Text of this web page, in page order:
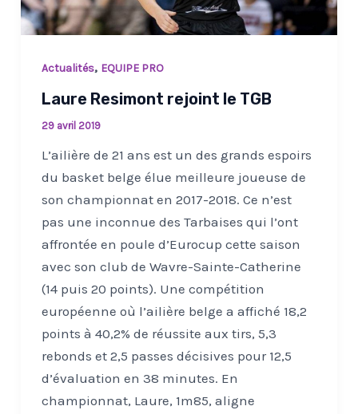
Actualités, EQUIPE PRO
Laure Resimont rejoint le TGB
29 avril 2019
L’ailière de 21 ans est un des grands espoirs
du basket belge élue meilleure joueuse de
son championnat en 2017-2018. Ce n’est
pas une inconnue des Tarbaises qui l’ont
affrontée en poule d’Eurocup cette saison
avec son club de Wavre-Sainte-Catherine
(14 puis 20 points). Une compétition
européenne où l’ailière belge a affiché 18,2
points à 40,2% de réussite aux tirs, 5,3
rebonds et 2,5 passes décisives pour 12,5
d’évaluation en 38 minutes. En
championnat, Laure, 1m85, aligne